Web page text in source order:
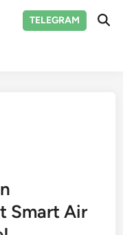
TELEGRAM
Smart Air